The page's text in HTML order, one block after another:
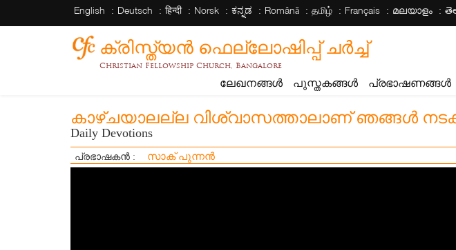
English Deutsch हिन्दी Norsk ಕನ್ನಡ Română தமிழ் Français മലയാളം
ക്രിസ്ത്യന്‍ ഫെല്ലോഷിപ്പ് ചര്‍ച്ച്
Christian Fellowship Church, Bangalore
ലേഖനങ്ങൾ പുസ്തകങ്ങൾ പ്രഭാഷണങ്ങൾ
കാഴ്ചയാലല്ല വിശ്വാസത്താലാണ് ഞങ്ങൾ
Daily Devotions
പ്രഭാഷകൻ : സാക് പുന്നൻ